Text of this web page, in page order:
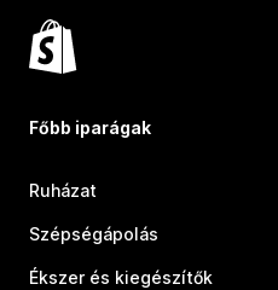
Főbb iparágak
Ruházat
Szépségápolás
Ékszer és kiegészítők